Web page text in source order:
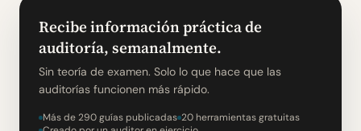
Recibe información práctica de
auditoría, semanalmente.
Sin teoría de examen. Solo lo que hace que las
auditorías funcionen más rápido.
Más de 290 guías publicadas 20 herramientas gratuitas